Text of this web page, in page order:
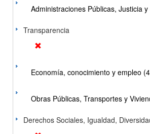
Administraciones Públicas, Justicia
Transparencia
Economía, conocimiento y empleo
Obras Públicas, Transportes y
Derechos Sociales, Igualdad,